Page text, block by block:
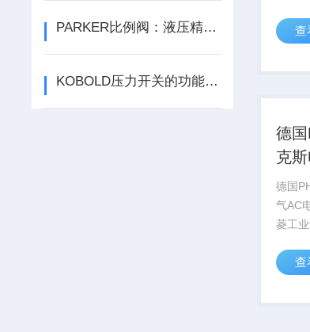
PARKER比例阀：液压精密控制的核心选型指南
KOBOLD压力开关的功能解析与应用指南
号库
查
德
克
送
德国
气AC
菱工
号库
查